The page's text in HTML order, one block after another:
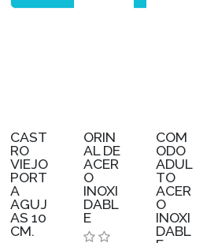
CAST
RO
VIEJO
PORT
A
AGUJ
AS 10
CM.
ORIN
AL DE
ACER
O
INOXI
DABL
E
COM
ODO
ADUL
TO
ACER
O
INOXI
DABL